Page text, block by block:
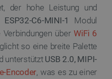
der hohe Leistung und
ESP32-C6-MINI-1
Modul
Verbindungen überWiFi 6
so eine breite Palette
unterstützt USB 2.0, MIPI-
Encoder, was es zu einer